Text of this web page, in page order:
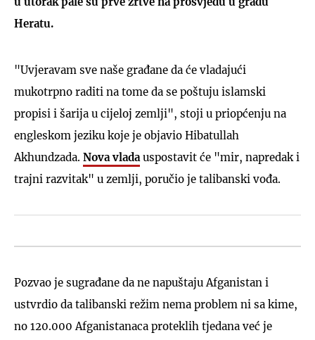
Heratu.
"Uvjeravam sve naše građane da će vladajući
mukotrpno raditi na tome da se poštuju islamski
propisi i šarija u cijeloj zemlji", stoji u priopćenju na
engleskom jeziku koje je objavio Hibatullah
Akhundzada. Nova vlada uspostavit će "mir, napredak i
trajni razvitak" u zemlji, poručio je talibanski vođa.
Pozvao je sugrađane da ne napuštaju Afganistan i
ustvrdio da talibanski režim nema problem ni sa kime,
no 120.000 Afganistanaca proteklih tjedana već je